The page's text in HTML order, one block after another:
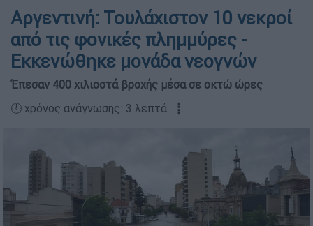
Αργεντινή: Τουλάχιστον 10 νεκροί
από τις φονικές πλημμύρες -
Εκκενώθηκε μονάδα νεογνών
Έπεσαν 400 χιλιοστά βροχής μέσα σε οκτώ ώρες
🕛 χρόνος ανάγνωσης: 3 λεπτά ┋